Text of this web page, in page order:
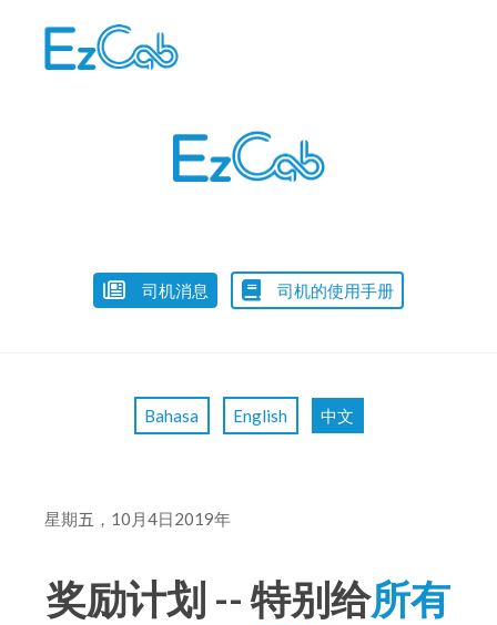
司机消息 司机的使用手册
Bahasa English 中文
星期五 ，10月4日2019年
奖励计划 -- 特别给所有